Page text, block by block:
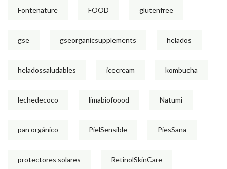
Fontenature FOOD glutenfree
gse gseorganicsupplements helados
heladossaludables icecream kombucha
lechedecoco limabiofoood Natumi
pan orgánico PielSensible PiesSana
protectores solares RetinolSkinCare